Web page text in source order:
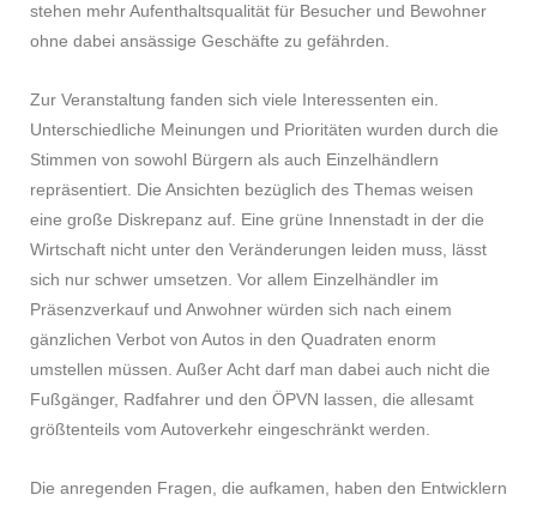
stehen mehr Aufenthaltsqualität für Besucher und Bewohner
ohne dabei ansässige Geschäfte zu gefährden.
Zur Veranstaltung fanden sich viele Interessenten ein.
Unterschiedliche Meinungen und Prioritäten wurden durch die
Stimmen von sowohl Bürgern als auch Einzelhändlern
repräsentiert. Die Ansichten bezüglich des Themas weisen
eine große Diskrepanz auf. Eine grüne Innenstadt in der die
Wirtschaft nicht unter den Veränderungen leiden muss, lässt
sich nur schwer umsetzen. Vor allem Einzelhändler im
Präsenzverkauf und Anwohner würden sich nach einem
gänzlichen Verbot von Autos in den Quadraten enorm
umstellen müssen. Außer Acht darf man dabei auch nicht die
Fußgänger, Radfahrer und den ÖPVN lassen, die allesamt
größtenteils vom Autoverkehr eingeschränkt werden.
Die anregenden Fragen, die aufkamen, haben den Entwicklern